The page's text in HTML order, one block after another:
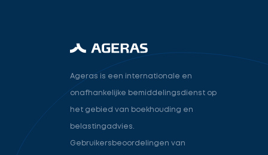
Ageras is een internationale en
onafhankelijke bemiddelingsdienst op
het gebied van boekhouding en
belastingadvies.
Gebruikersbeoordelingen van